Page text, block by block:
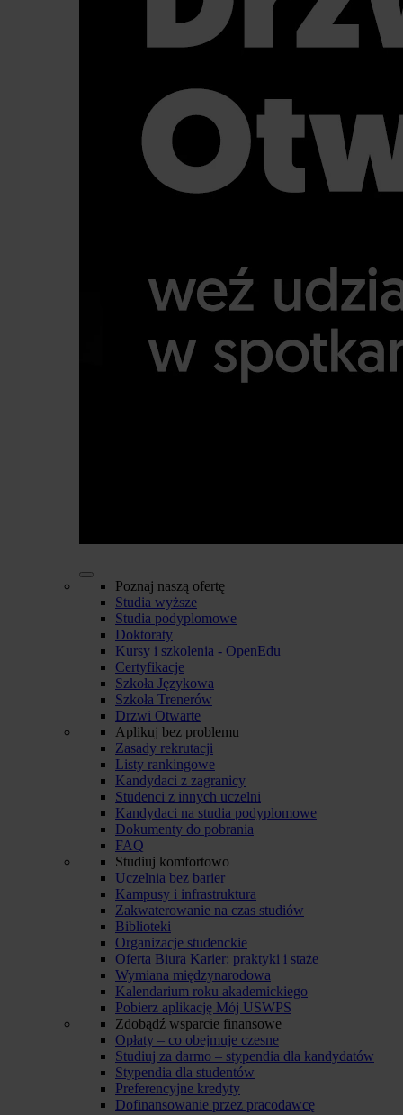
Poznaj naszą ofertę
Studia wyższe
Studia podyplomowe
Doktoraty
Kursy i szkolenia - OpenEdu
Certyfikacje
Szkoła Językowa
Szkoła Trenerów
Drzwi Otwarte
Aplikuj bez problemu
Zasady rekrutacji
Listy rankingowe
Kandydaci z zagranicy
Studenci z innych uczelni
Kandydaci na studia podyplomowe
Dokumenty do pobrania
FAQ
Studiuj komfortowo
Uczelnia bez barier
Kampusy i infrastruktura
Zakwaterowanie na czas studiów
Biblioteki
Organizacje studenckie
Oferta Biura Karier: praktyki i staże
Wymiana międzynarodowa
Kalendarium roku akademickiego
Pobierz aplikację Mój USWPS
Zdobądź wsparcie finansowe
Opłaty – co obejmuje czesne
Studiuj za darmo – stypendia dla kandydatów
Stypendia dla studentów
Preferencyjne kredyty
Dofinansowanie przez pracodawcę